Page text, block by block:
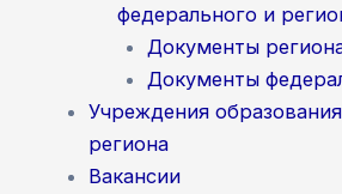
федерального и
Документы
Документы
Учреждения
региона
Вакансии